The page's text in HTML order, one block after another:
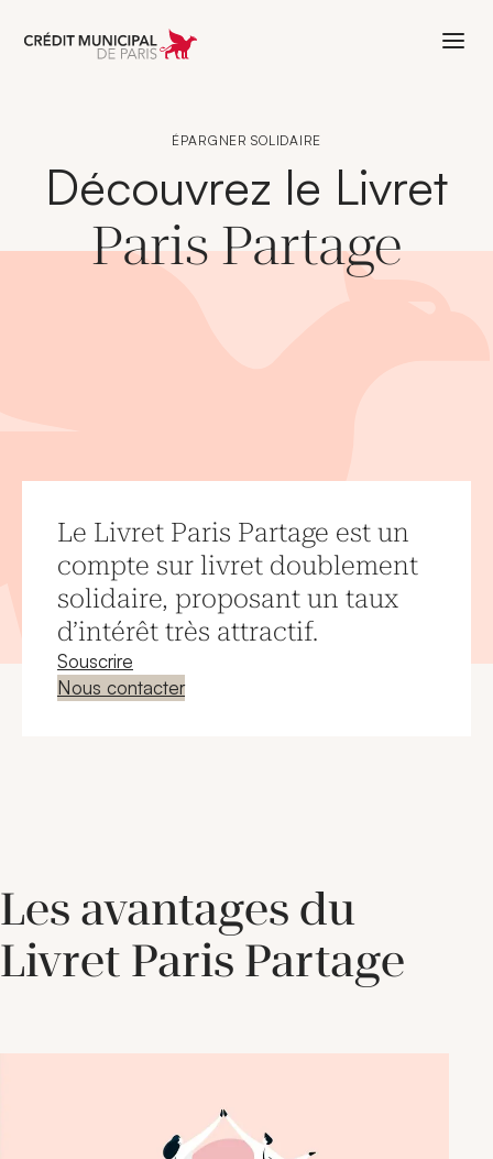
Aller à l'accueil de Crédit Municipal
ÉPARGNER SOLIDAIRE
Découvrez le Livret
Paris Partage
Le Livret Paris Partage est un
compte sur livret doublement
solidaire, proposant un taux
d’intérêt très attractif.
Souscrire
Nous contacter
Les avantages du
Livret Paris Partage